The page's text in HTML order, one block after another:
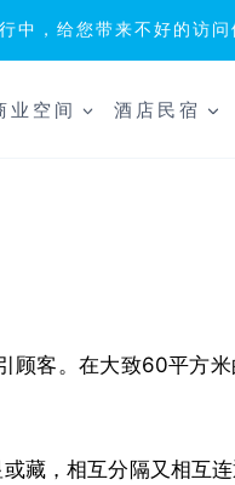
中，给您带来不好的访问
业空间 酒店民宿
顾客。在大致60平方
藏，相互分隔又相互连